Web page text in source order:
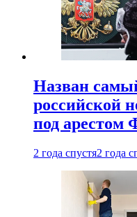
Назван
российской
под арестом
2 года спустя2 года